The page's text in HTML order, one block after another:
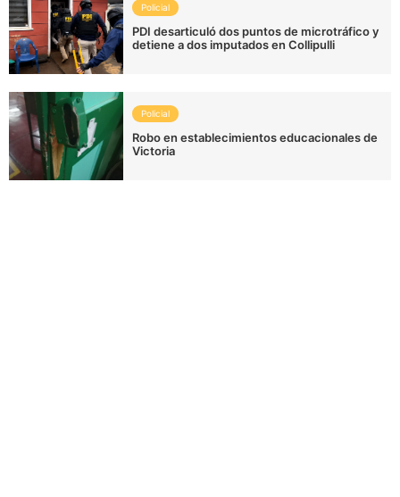
Policial
PDI desarticuló dos puntos de microtráfico y
detiene a dos imputados en Collipulli
Policial
Robo en establecimientos educacionales de
Victoria